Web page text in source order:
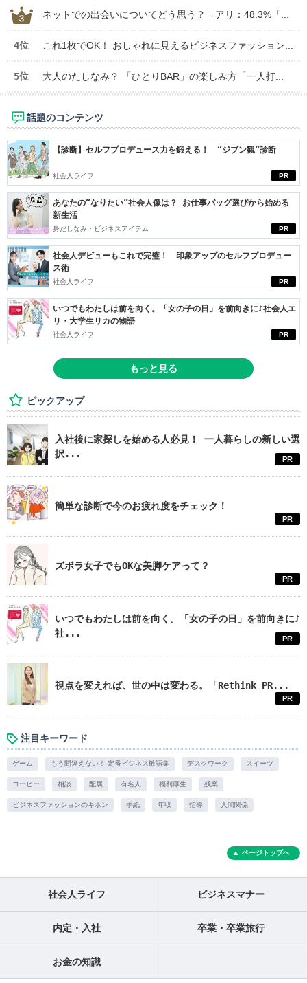
ネットでの出会いについてどう思う？→アリ：48.3%「...
4位 これ1枚でOK！ おしゃれに見えるビジネスファッション...
5位 大人のたしなみ？ 「ひとりBAR」の楽しみ方「一人打...
話題のコンテンツ
PR
【診断】セルフプロデュース力を鍛える！ “ジブン観”診断
社会人ライフ
PR
あなたの“なりたい”社会人像は？ お仕事バッグ選びから始める
新生活
身だしなみ・ビジネスアイテム
PR
社会人デビューもこれで完璧！ 印象アップのセルフプロデュー
ス術
社会人ライフ
PR
いつでもわたしは前を向く。「女の子の日」を前向きに♪社会人エ
リ・大学生リカの物語
社会人ライフ
もっと見る
ピックアップ
入社後に家探しを始める人必見！ 一人暮らしの新しい選
択...
PR
簡単な診断で今のお疲れ度をチェック！
PR
ズボラ女子でもOKな美脚ケアって？
PR
いつでもわたしは前を向く。「女の子の日」を前向きに♪
社...
PR
視点を変えれば、世の中は変わる。「Rethink PR...
PR
注目キーワード
ゲーム もう間違えない！ 定番ビジネス敬語集 デスクワーク スイーツ
コーヒー 相談 配属 有名人 福利厚生 残業
ビジネスファッションのキホン 手紙 年収 指導 人間関係
ページトップへ
社会人ライフ ビジネスマナー
内定・入社 卒業・卒業旅行
お金の知識